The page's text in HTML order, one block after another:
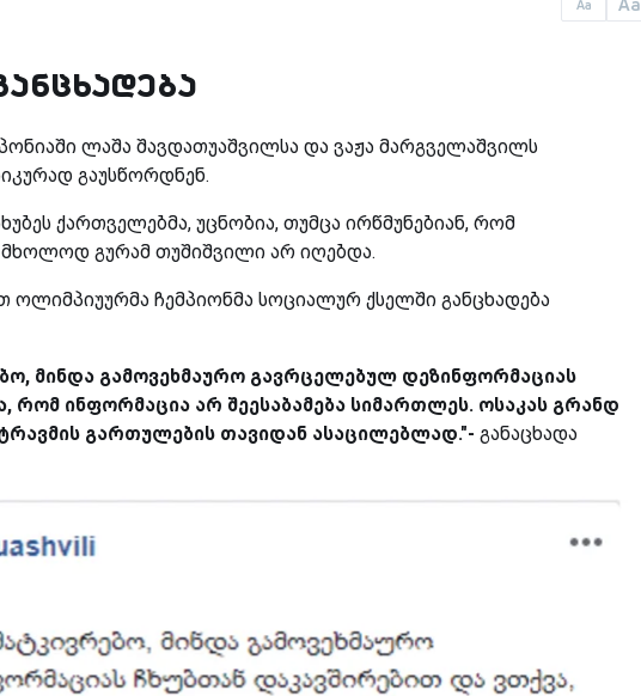
Aa
ლაშა შავდათუაშვილსა და ვაჟა მარგველაშვილს
გაუსწორდნენ.
ქართველებმა, უცნობია, თუმცა ირწმუნებიან, რომ
გურამ თუშიშვილი არ იღებდა.
ჩემპიონმა სოციალურ ქსელში განცხადება
მინდა გამოვეხმაურო გავრცელებულ დეზინფორმაციას
რომ ინფორმაცია არ შეესაბამება სიმართლეს. ოსაკას გრანდ
გართულების თავიდან ასაცილებლად."- განაცხადა